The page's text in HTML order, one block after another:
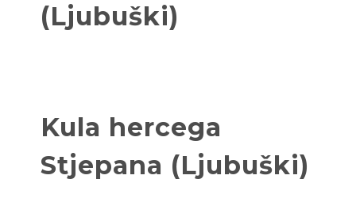
(Ljubuški)
Kula hercega
Stjepana (Ljubuški)